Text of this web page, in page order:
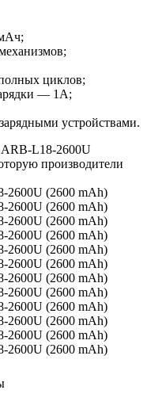
циклов;
— 1А;
устройствами.
L18-2600U
производители